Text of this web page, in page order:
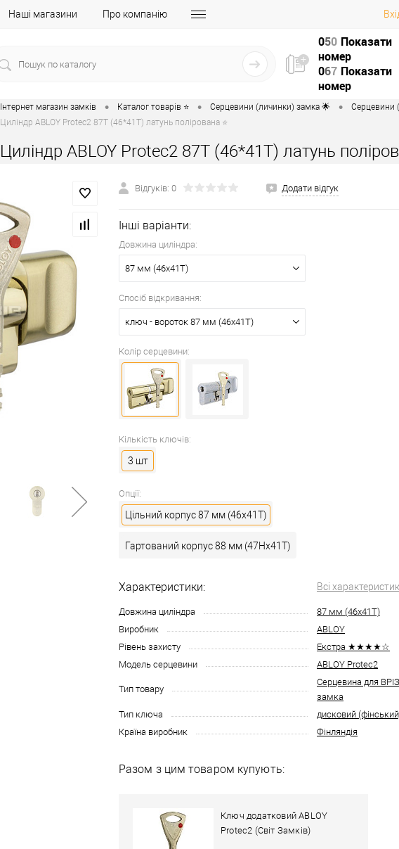
Наші магазини Про компанію
050 Показати
номер
067 Показати
номер
Інтернет магазин замків • Каталог товарів ⭐ • Серцевини (личинки) замка 🌟 • Серцевини
Циліндр ABLOY Protec2 87T (46*41T) латунь полірована ⭐
Циліндр ABLOY Protec2 87T (46*41T) латунь
Відгуків: 0 Додати відгук
Інші варіанти:
Довжина циліндра:
87 мм (46x41T)
Спосіб відкривання:
ключ - вороток 87 мм (46x41T)
Колір серцевини:
Кількість ключів:
3 шт
Опції:
Цільний корпус 87 мм (46x41T)
Гартований корпус 88 мм (47Hx41T)
Характеристики: Всі
Довжина циліндра
87 мм (46x41T)
Виробник
ABLOY
Рівень захисту
Екстра ★★★★☆
Модель серцевини
ABLOY Protec2
Тип товару
Серцевина для
замка
Тип ключа
дисковий
Країна виробник
Фінляндія
Разом з цим товаром купують:
Ключ додатковий ABLOY
Protec2 (Світ Замків)